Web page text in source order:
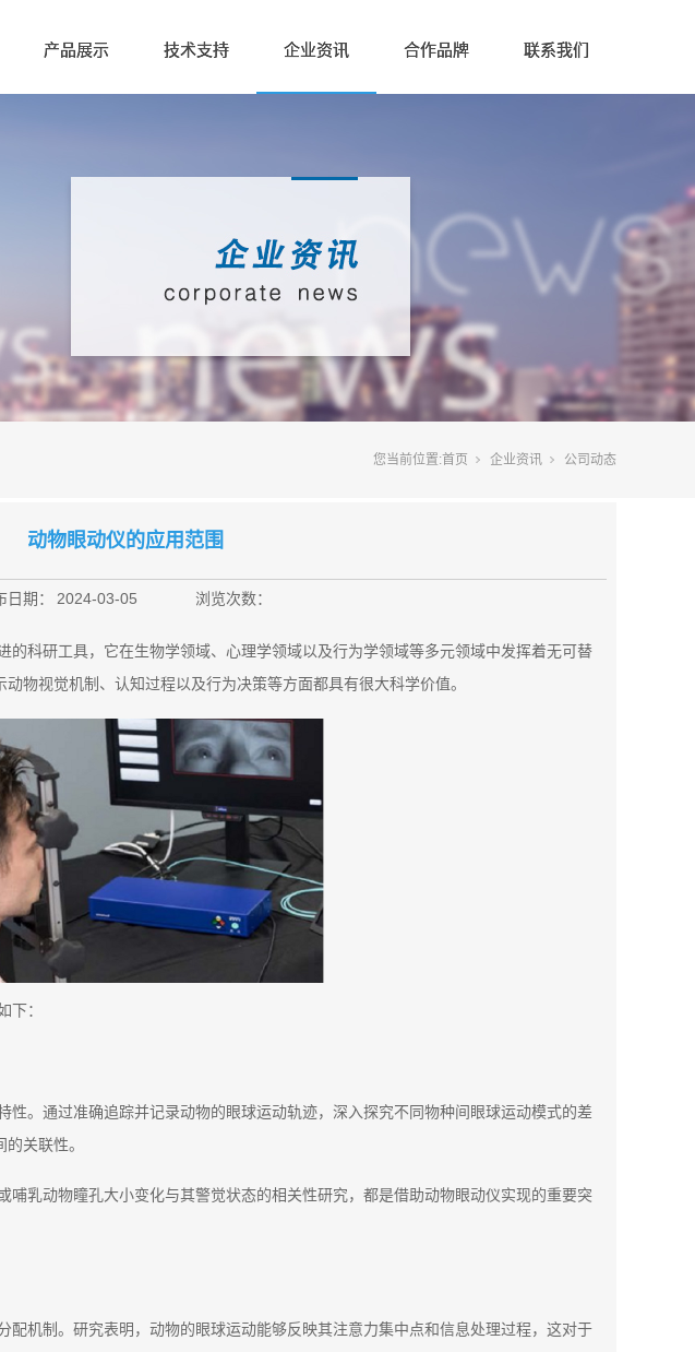
产品展示 技术支持 企业资讯 合作品牌 联系我们
您当前位置:首页 企业资讯 公司动态
动物眼动仪的应用范围
日期： 2024-03-05 浏览次数：
的科研工具，它在生物学领域、心理学领域以及行为学领域等多元领域中发挥着无可替
物视觉机制、认知过程以及行为决策等方面都具有很大科学价值。
下：
性。通过准确追踪并记录动物的眼球运动轨迹，深入探究不同物种间眼球运动模式的差
关联性。
哺乳动物瞳孔大小变化与其警觉状态的相关性研究，都是借助动物眼动仪实现的重要突
配机制。研究表明，动物的眼球运动能够反映其注意力集中点和信息处理过程，这对于